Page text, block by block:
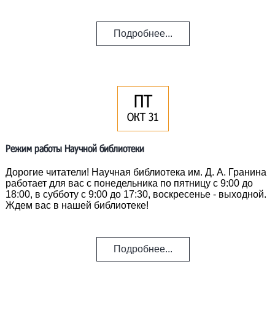
Подробнее...
ПТ
ОКТ 31
Режим работы Научной библиотеки
Дорогие читатели! Научная библиотека им. Д. А. Гранина
работает для вас с понедельника по пятницу с 9:00 до
18:00, в субботу с 9:00 до 17:30, воскресенье - выходной.
Ждем вас в нашей библиотеке!
Подробнее...